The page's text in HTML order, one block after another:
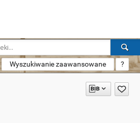
Wyszukiwanie zaawansowane ?